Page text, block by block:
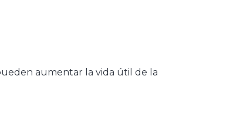
aumentar la vida útil de la